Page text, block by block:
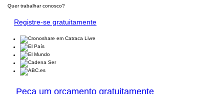
Quer trabalhar conosco?
Registre-se gratuitamente
Peça um orçamento gratuitamente